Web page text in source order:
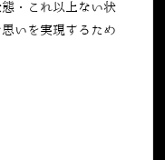
・これ以上ない状
いを実現するため